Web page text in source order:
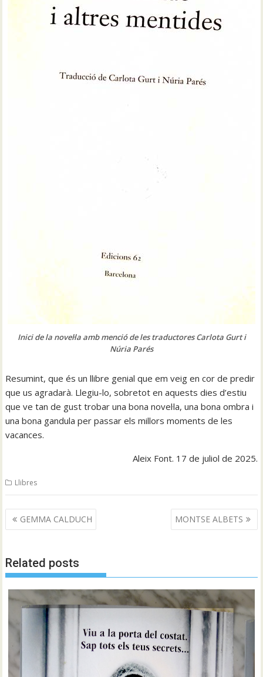
Inici de la novel·la amb menció de les traductores Carlota Gurt i
Núria Parés
Resumint, que és un llibre genial que em veig en cor de predir
que us agradarà. Llegiu-lo, sobretot en aquests dies d’estiu
que ve tan de gust trobar una bona novel·la, una bona ombra i
una bona gandula per passar els millors moments de les
vacances.
Aleix Font. 17 de juliol de 2025.
Llibres
Navegació
d'entrades
GEMMA CALDUCH MONTSE ALBETS
Related posts